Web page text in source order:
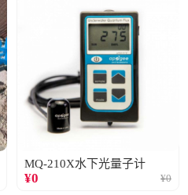
MQ-210X水下光量子计
¥0 ¥0